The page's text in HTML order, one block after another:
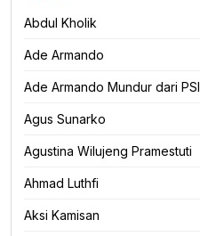
Abdul Kholik
Ade Armando
Ade Armando Mundur dari PSI
Agus Sunarko
Agustina Wilujeng Pramestuti
Ahmad Luthfi
Aksi Kamisan